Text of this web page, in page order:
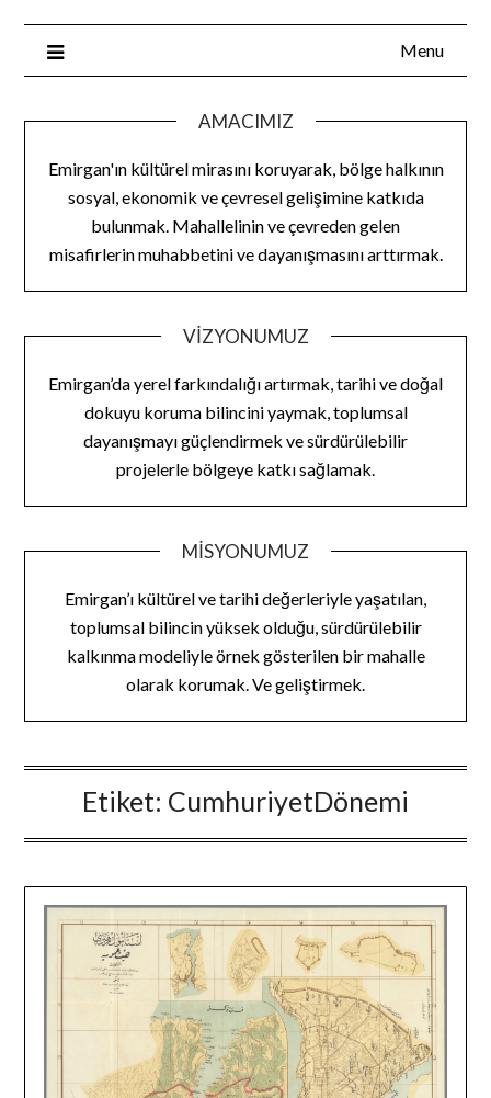
Menu
AMACIMIZ
Emirgan'ın kültürel mirasını koruyarak, bölge halkının
sosyal, ekonomik ve çevresel gelişimine katkıda
bulunmak. Mahallelinin ve çevreden gelen
misafirlerin muhabbetini ve dayanışmasını arttırmak.
VIZYONUMUZ
Emirgan’da yerel farkındalığı artırmak, tarihi ve doğal
dokuyu koruma bilincini yaymak, toplumsal
dayanışmayı güçlendirmek ve sürdürülebilir
projelerle bölgeye katkı sağlamak.
MISYONUMUZ
Emirgan’ı kültürel ve tarihi değerleriyle yaşatılan,
toplumsal bilincin yüksek olduğu, sürdürülebilir
kalkınma modeliyle örnek gösterilen bir mahalle
olarak korumak. Ve geliştirmek.
Etiket: CumhuriyetDönemi